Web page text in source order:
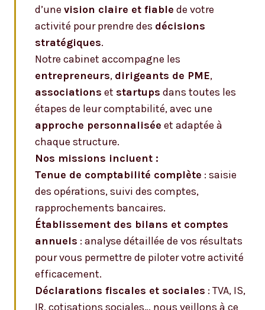
d’une vision claire et fiable de votre
activité pour prendre des décisions
stratégiques.
Notre cabinet accompagne les
entrepreneurs, dirigeants de PME,
associations et startups dans toutes les
étapes de leur comptabilité, avec une
approche personnalisée et adaptée à
chaque structure.
Nos missions incluent :
Tenue de comptabilité complète : saisie
des opérations, suivi des comptes,
rapprochements bancaires.
Établissement des bilans et comptes
annuels : analyse détaillée de vos résultats
pour vous permettre de piloter votre activité
efficacement.
Déclarations fiscales et sociales : TVA, IS,
IR, cotisations sociales… nous veillons à ce